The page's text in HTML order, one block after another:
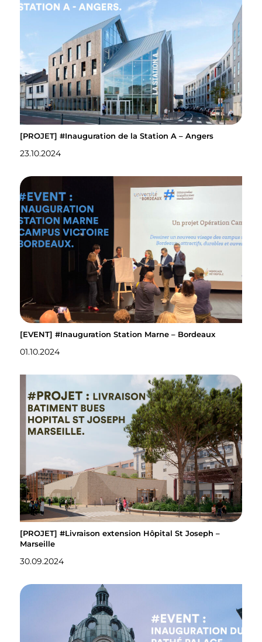
[PROJET] #Inauguration de la Station A – Angers
23.10.2024
[EVENT] #Inauguration Station Marne – Bordeaux
01.10.2024
[PROJET] #Livraison extension Hôpital St Joseph –
Marseille
30.09.2024